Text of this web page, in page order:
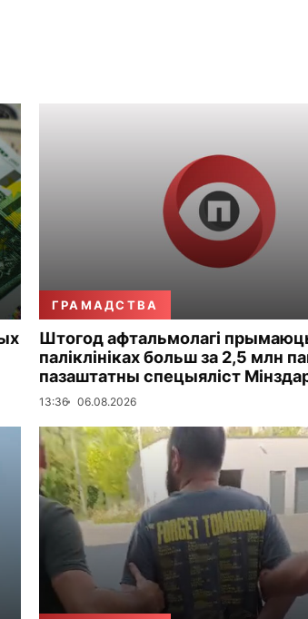
ГРАМАДСТВА
Штогод афтальмолагі
паліклініках больш за 2,5 млн
пазаштатны спецыяліст
13:36 06.08.2026